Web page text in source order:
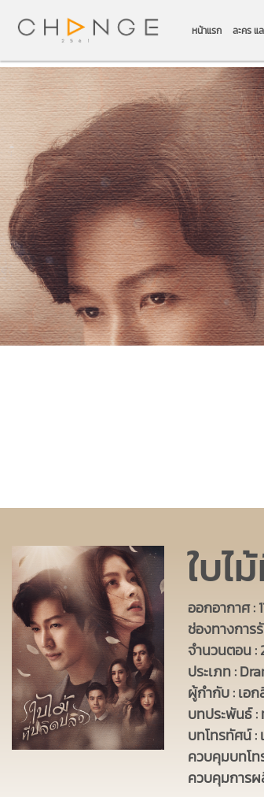
หน้าแรก ละคร แ
ใบไ
ออกอากาศ :
ช่องทางการ
จำนวนตอน :
ประเภท :
ผู้กำกับ : เอ
บทประพันธ์
บทโทรทัศน์ :
ควบคุมบทโ
ควบคุมการ